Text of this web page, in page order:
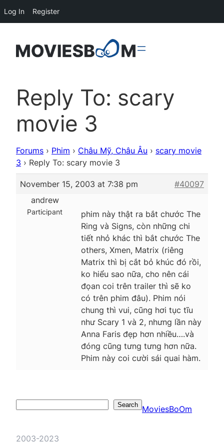
Reply To: scary
movie 3
Forums › Phim › Châu Mỹ, Châu Âu › scary movie
3 › Reply To: scary movie 3
November 15, 2003 at 7:38 pm
#40097
andrew
Participant
phim này thật ra bắt chước The
Ring và Signs, còn những chi
tiết nhỏ khác thì bắt chước The
others, Xmen, Matrix (riêng
Matrix thì bị cắt bỏ khúc đó rồi,
ko hiểu sao nữa, cho nên cái
đọan coi trên trailer thì sẽ ko
có trên phim đâu). Phim nói
chung thì vui, cũng hơi tục tĩu
như Scary 1 và 2, nhưng lần này
Anna Faris đẹp hơn nhiều….và
đóng cũng tưng tưng hơn nữa.
Phim này coi cười sái quai hàm.
Search MoviesBoOm
2003-2023
Log In Register